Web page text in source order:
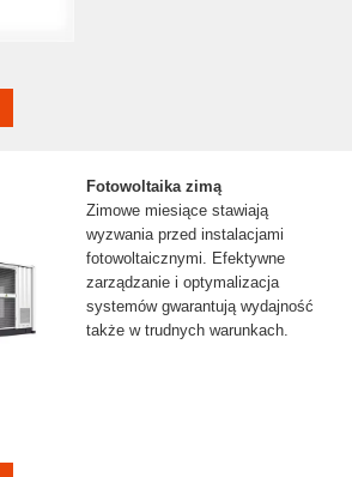
Fotowoltaika zimą
Zimowe miesiące stawiają
wyzwania przed instalacjami
fotowoltaicznymi. Efektywne
zarządzanie i optymalizacja
systemów gwarantują wydajność
także w trudnych warunkach.